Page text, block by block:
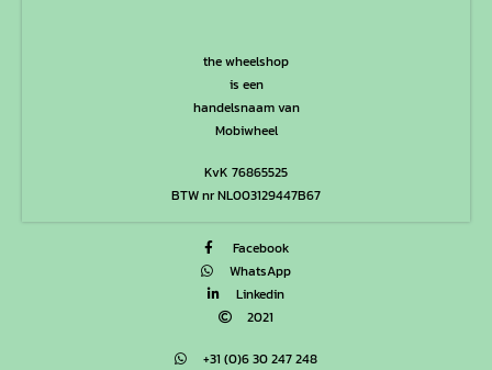
the wheelshop
is een
handelsnaam van
Mobiwheel
KvK 76865525
BTW nr NL003129447B67
Facebook
WhatsApp
Linkedin
2021
+31 (0)6 30 247 248